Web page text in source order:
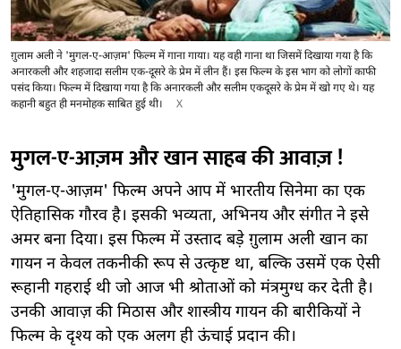
ग़ुलाम अली ने 'मुगल-ए-आज़म' फिल्म में गाना गाया। यह वही गाना था जिसमें दिखाया गया है कि
अनारकली और शहजादा सलीम एक-दूसरे के प्रेम में लीन हैं। इस फिल्म के इस भाग को लोगों काफी
पसंद किया। फिल्म में दिखाया गया है कि अनारकली और सलीम एकदूसरे के प्रेम में खो गए थे। यह
कहानी बहुत ही मनमोहक साबित हुई थी।
X
मुगल-ए-आज़म और खान साहब की आवाज़ !
'मुगल-ए-आज़म' फिल्म अपने आप में भारतीय सिनेमा का एक
ऐतिहासिक गौरव है। इसकी भव्यता, अभिनय और संगीत ने इसे
अमर बना दिया। इस फिल्म में उस्ताद बड़े ग़ुलाम अली खान का
गायन न केवल तकनीकी रूप से उत्कृष्ट था, बल्कि उसमें एक ऐसी
रूहानी गहराई थी जो आज भी श्रोताओं को मंत्रमुग्ध कर देती है।
उनकी आवाज़ की मिठास और शास्त्रीय गायन की बारीकियों ने
फिल्म के दृश्य को एक अलग ही ऊंचाई प्रदान की।